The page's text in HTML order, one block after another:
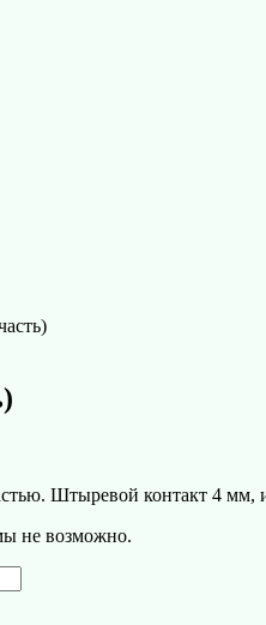
Штыревой контакт 4 мм,
не возможно.